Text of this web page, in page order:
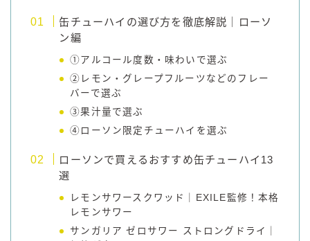
缶チューハイの選び方を徹底解説｜ローソ
ン編
①アルコール度数・味わいで選ぶ
②レモン・グレープフルーツなどのフレー
バーで選ぶ
③果汁量で選ぶ
④ローソン限定チューハイを選ぶ
ローソンで買えるおすすめ缶チューハイ13
選
レモンサワースクワッド｜EXILE監修！本格
レモンサワー
サンガリア ゼロサワー ストロングドライ｜